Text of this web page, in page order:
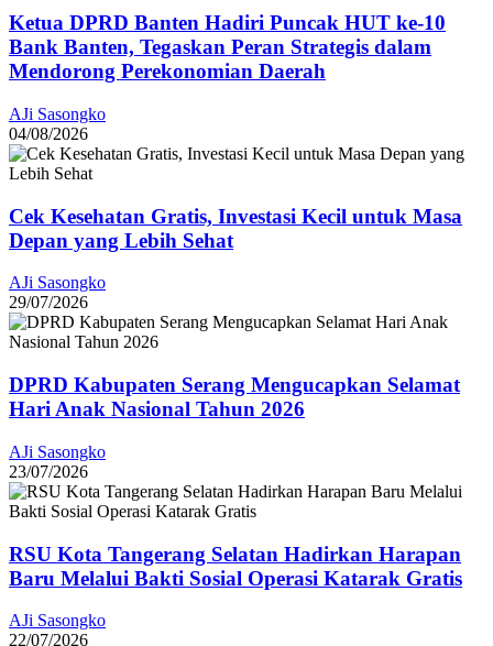
Ketua DPRD Banten Hadiri Puncak HUT ke-10
Bank Banten, Tegaskan Peran Strategis dalam
Mendorong Perekonomian Daerah
AJi Sasongko
04/08/2026
Cek Kesehatan Gratis, Investasi Kecil untuk Masa
Depan yang Lebih Sehat
AJi Sasongko
29/07/2026
DPRD Kabupaten Serang Mengucapkan Selamat
Hari Anak Nasional Tahun 2026
AJi Sasongko
23/07/2026
RSU Kota Tangerang Selatan Hadirkan Harapan
Baru Melalui Bakti Sosial Operasi Katarak Gratis
AJi Sasongko
22/07/2026